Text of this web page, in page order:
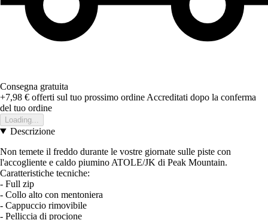
Consegna gratuita
+7,98 € offerti sul tuo prossimo ordine Accreditati dopo la conferma
del tuo ordine
Loading...
Descrizione
Non temete il freddo durante le vostre giornate sulle piste con
l'accogliente e caldo piumino ATOLE/JK di Peak Mountain.
Caratteristiche tecniche:
- Full zip
- Collo alto con mentoniera
- Cappuccio rimovibile
- Pelliccia di procione